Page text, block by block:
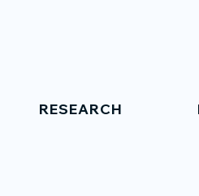
RESEARCH